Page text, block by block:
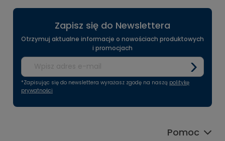
Zapisz się do Newslettera
Otrzymuj aktualne informacje o nowościach produktowych
i promocjach
*Zapisując się do newslettera wyrażasz zgodę na naszą politykę
prywatności
Pomoc